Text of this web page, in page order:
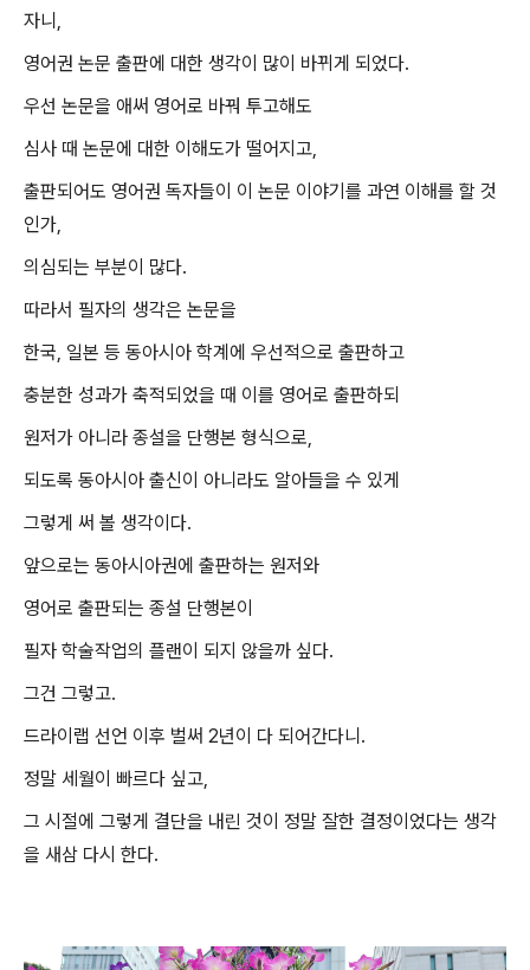
자니,
영어권 논문 출판에 대한 생각이 많이 바뀌게 되었다.
우선 논문을 애써 영어로 바꿔 투고해도
심사 때 논문에 대한 이해도가 떨어지고,
출판되어도 영어권 독자들이 이 논문 이야기를 과연 이해를 할 것
인가,
의심되는 부분이 많다.
따라서 필자의 생각은 논문을
한국, 일본 등 동아시아 학계에 우선적으로 출판하고
충분한 성과가 축적되었을 때 이를 영어로 출판하되
원저가 아니라 종설을 단행본 형식으로,
되도록 동아시아 출신이 아니라도 알아들을 수 있게
그렇게 써 볼 생각이다.
앞으로는 동아시아권에 출판하는 원저와
영어로 출판되는 종설 단행본이
필자 학술작업의 플랜이 되지 않을까 싶다.
그건 그렇고.
드라이랩 선언 이후 벌써 2년이 다 되어간다니.
정말 세월이 빠르다 싶고,
그 시절에 그렇게 결단을 내린 것이 정말 잘한 결정이었다는 생각
을 새삼 다시 한다.